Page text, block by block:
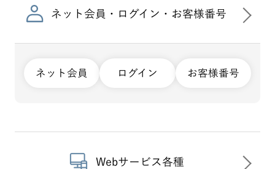
ネット会員・ログイン・お客様番号
ネット会員 ログイン お客様番号
Webサービス各種